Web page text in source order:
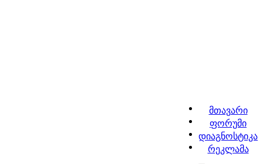
მთავარი
ფორუმი
დიაგნოსტიკა
რეკლამა